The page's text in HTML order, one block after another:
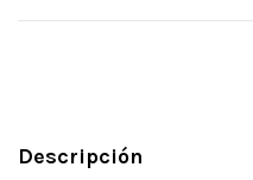
Descripción